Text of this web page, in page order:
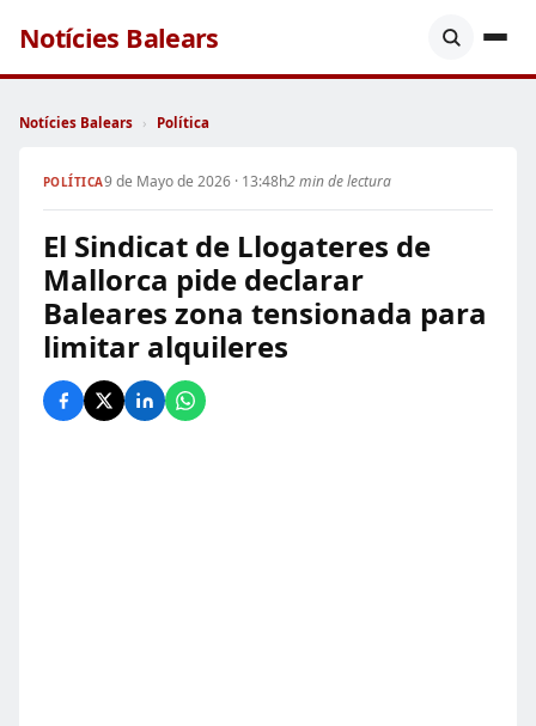
Notícies Balears
Notícies Balears › Política
POLÍTICA9 de Mayo de 2026 · 13:48h2 min de lectura
El Sindicat de Llogateres de
Mallorca pide declarar
Baleares zona tensionada para
limitar alquileres